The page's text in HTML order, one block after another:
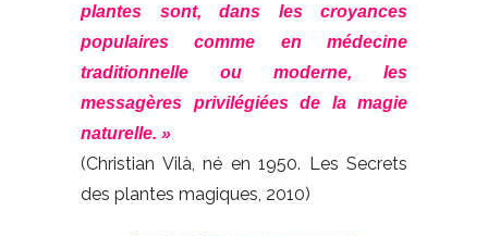
plantes sont, dans les croyances
populaires comme en médecine
traditionnelle ou moderne, les
messagères privilégiées de la magie
naturelle. »
(Christian Vilà, né en 1950. Les Secrets
des plantes magiques, 2010)